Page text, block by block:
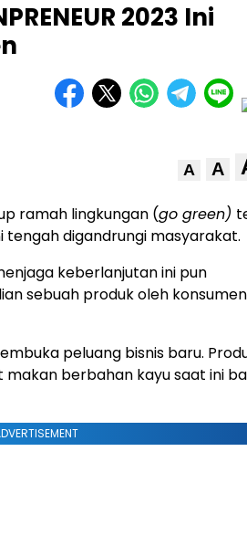
2023 Ini
A A
ramah lingkungan (go green)
tengah digandrungi masyarakat.
keberlanjutan ini pun
sebuah produk oleh
peluang bisnis baru.
berbahan kayu saat ini